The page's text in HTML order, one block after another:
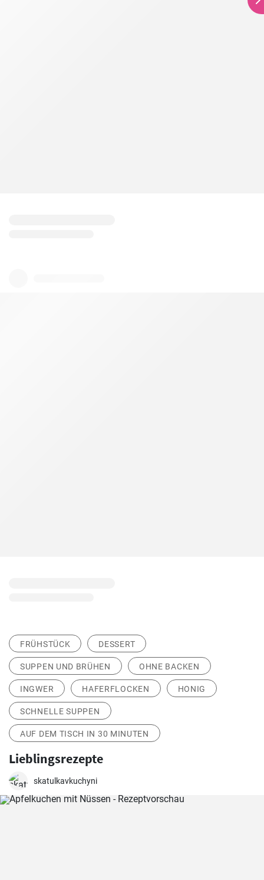
FRÜHSTÜCK DESSERT
SUPPEN UND BRÜHEN OHNE BACKEN
INGWER HAFERFLOCKEN HONIG
SCHNELLE SUPPEN
AUF DEM TISCH IN 30 MINUTEN
Lieblingsrezepte
skatulkavkuchyni